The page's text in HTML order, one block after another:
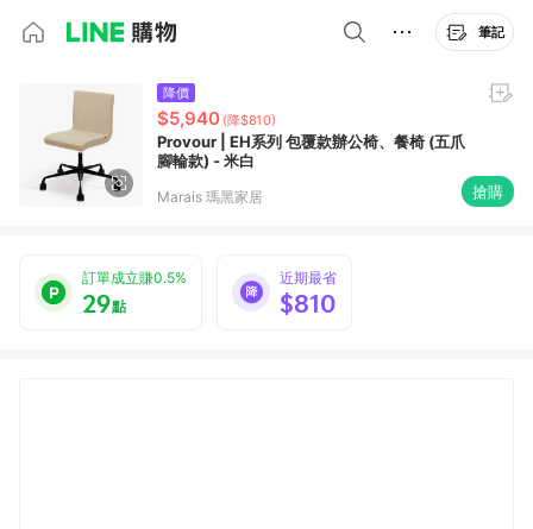
筆記
降價
$5,940 (降$810)
Provour | EH系列 包覆款辦公椅、餐椅 (五爪
腳輪款) - 米白
Marais 瑪黑家居 搶購
訂單成立賺0.5%
29點
近期最省
$810